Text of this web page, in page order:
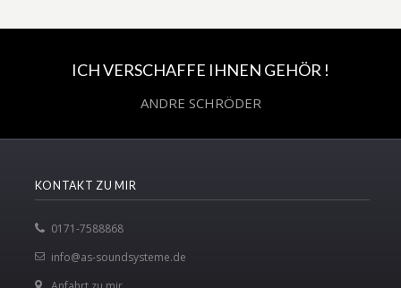
ICH VERSCHAFFE IHNEN GEHÖR !
ANDRE SCHRÖDER
KONTAKT ZU MIR
0171-7588868
info@as-soundsysteme.de